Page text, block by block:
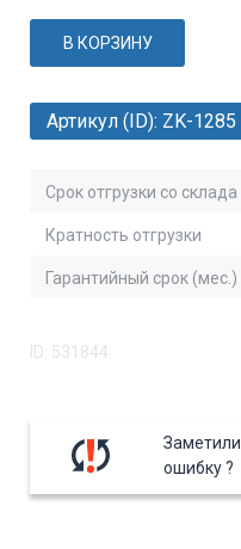
Артикул (ID): ZK-1285
Срок отгрузки со склада
Кратность отгрузки
Гарантийный срок (мес.)
ID: 531844
В КОРЗИНУ
Заметили
ошибку ?